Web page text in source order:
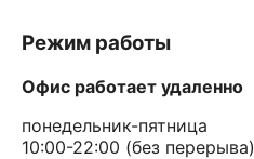
Режим работы
Офис работает удаленно
понедельник-пятница
10:00-22:00 (без перерыва)